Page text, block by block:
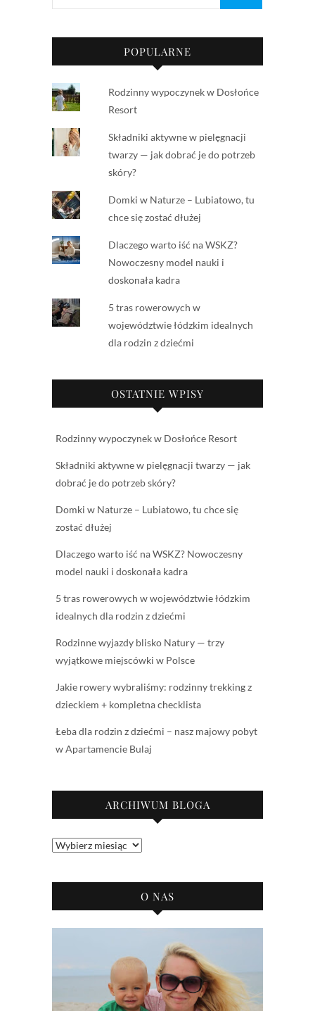
POPULARNE
Rodzinny wypoczynek w Dosłońce
Resort
Składniki aktywne w pielęgnacji
twarzy — jak dobrać je do potrzeb
skóry?
Domki w Naturze – Lubiatowo, tu
chce się zostać dłużej
Dlaczego warto iść na WSKZ?
Nowoczesny model nauki i
doskonała kadra
5 tras rowerowych w
województwie łódzkim idealnych
dla rodzin z dziećmi
OSTATNIE WPISY
Rodzinny wypoczynek w Dosłońce Resort
Składniki aktywne w pielęgnacji twarzy — jak
dobrać je do potrzeb skóry?
Domki w Naturze – Lubiatowo, tu chce się
zostać dłużej
Dlaczego warto iść na WSKZ? Nowoczesny
model nauki i doskonała kadra
5 tras rowerowych w województwie łódzkim
idealnych dla rodzin z dziećmi
Rodzinne wyjazdy blisko Natury — trzy
wyjątkowe miejscówki w Polsce
Jakie rowery wybraliśmy: rodzinny trekking z
dzieckiem + kompletna checklista
Łeba dla rodzin z dziećmi – nasz majowy pobyt
w Apartamencie Bulaj
ARCHIWUM BLOGA
Archiwum
O NAS